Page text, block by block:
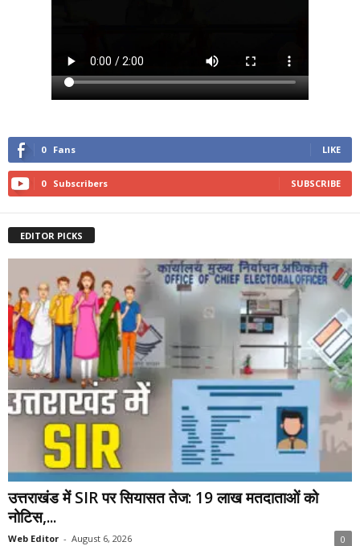
0 Fans LIKE
0 Subscribers SUBSCRIBE
EDITOR PICKS
उत्तराखंड में SIR पर सियासत तेज: 19 लाख मतदाताओं को
नोटिस,...
Web Editor - August 6, 2026 0